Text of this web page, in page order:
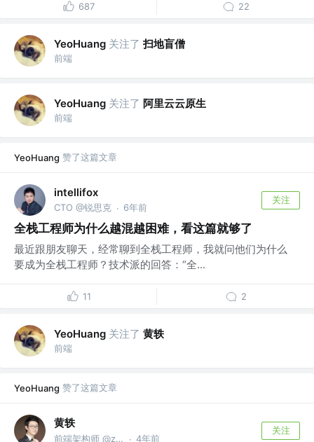
687 22
YeoHuang 关注了 扫地盲僧
前端
YeoHuang 关注了 阿里云云原生
前端
YeoHuang 赞了这篇文章
intellifox
CTO @锐思克 · 6年前
关注
全栈工程师为什么越混越困难，看这篇就够了
最近跟朋友聊天，经常聊到全栈工程师，我就问他们为什么
要成为全栈工程师？技术派的回答：“全...
11 2
YeoHuang 关注了 黄轶
前端
YeoHuang 赞了这篇文章
黄轶
前端架构师 @zoom.us · 4年前
关注